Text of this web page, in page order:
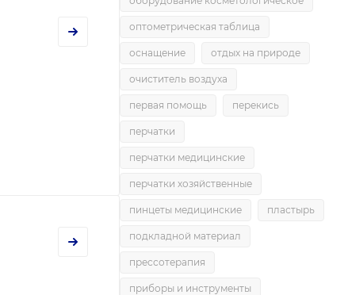
оптометрическая таблица
оснащение отдых на природе
очиститель воздуха
первая помощь перекись
перчатки
перчатки медицинские
перчатки хозяйственные
пинцеты медицинские пластырь
подкладной материал
прессотерапия
приборы и инструменты